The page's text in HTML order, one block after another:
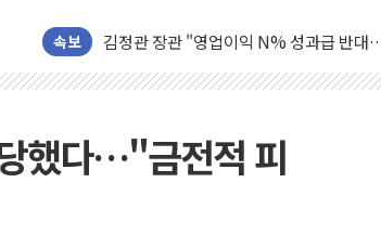
속보
뉴욕증시 프리뷰, 미 주가선물 AI주 차익
청와대, 북한 단거리 탄도미사일 발사에
[인도증시] 중동 긴장 완화에 실적 호조
러, 1인칭시점 드론으로 우크라 민간인
[베트남 증시] 지수 하락 속 'DGC' 임시
했다…"금전적 피